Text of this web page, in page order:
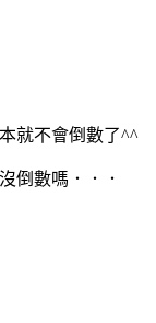
就不會倒數了^^
倒數嗎．．．